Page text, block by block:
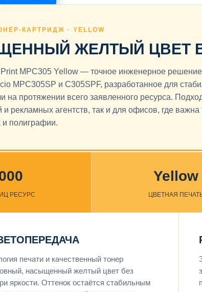
КАРТРИДЖ · YELLOW
ЖЕЛТЫЙ ЦВЕТ
MPC305 Yellow — точное инженерное
MPC305SP и C305SPF, разработанное для
на протяжении всего заявленного ресурса.
и рекламных агентств, так и для офисов, где важна
и полиграфии.
РЕСУРС
Yellow
ЦВЕТНАЯ
печати и качественный тонер
насыщенный желтый цвет без
яркости. Оттенок остаётся стабильным